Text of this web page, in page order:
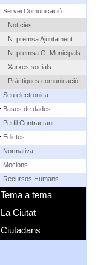
Servei Comunicació
Notícies
N. premsa Ajuntament
N. premsa G. Municipals
Xarxes socials
Pràctiques comunicació
Seu electrònica
Bases de dades
Perfil Contractant
Edictes
Normativa
Mocions
Recursos Humans
Tema a tema
La Ciutat
Ciutadans